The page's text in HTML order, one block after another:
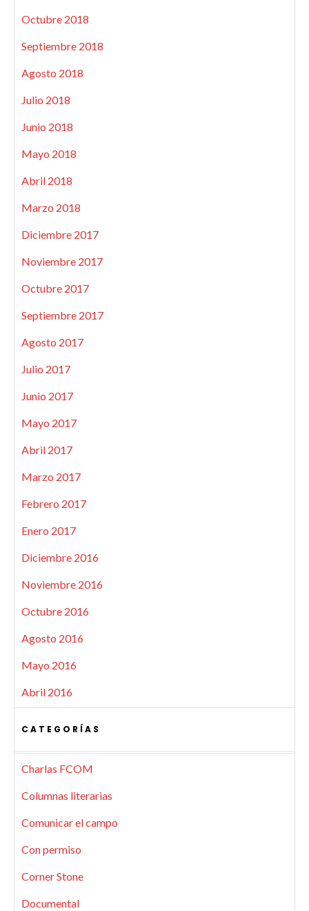
Octubre 2018
Septiembre 2018
Agosto 2018
Julio 2018
Junio 2018
Mayo 2018
Abril 2018
Marzo 2018
Diciembre 2017
Noviembre 2017
Octubre 2017
Septiembre 2017
Agosto 2017
Julio 2017
Junio 2017
Mayo 2017
Abril 2017
Marzo 2017
Febrero 2017
Enero 2017
Diciembre 2016
Noviembre 2016
Octubre 2016
Agosto 2016
Mayo 2016
Abril 2016
CATEGORÍAS
Charlas FCOM
Columnas literarias
Comunicar el campo
Con permiso
Corner Stone
Documental